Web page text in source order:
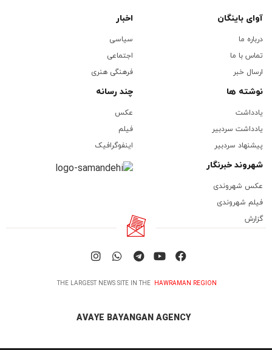
آوای باینگان
درباره ما
تماس با ما
ارسال خبر
اخبار
سیاسی
اجتماعی
فرهنگی هنری
نوشته ها
یادداشت
یادداشت سردبیر
پیشنهاد سردبیر
چند رسانه
عکس
فیلم
اینفوگرافیک
شهروند خبرنگار
عکس شهروندی
فیلم شهروندی
گزارش
THE LARGEST NEWS SITE IN THE HAWRAMAN REGION
AVAYE BAYANGAN AGENCY